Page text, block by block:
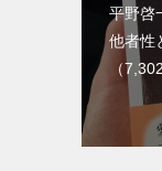
平野啓
他者性
（